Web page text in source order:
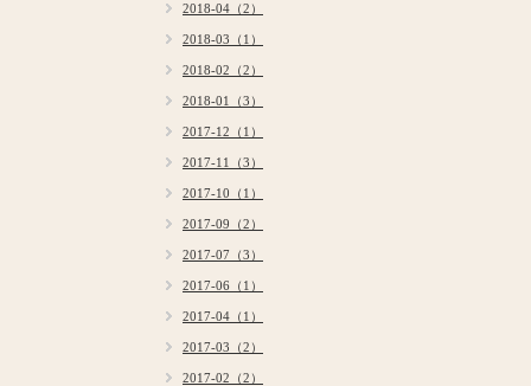
2018-04（2）
2018-03（1）
2018-02（2）
2018-01（3）
2017-12（1）
2017-11（3）
2017-10（1）
2017-09（2）
2017-07（3）
2017-06（1）
2017-04（1）
2017-03（2）
2017-02（2）